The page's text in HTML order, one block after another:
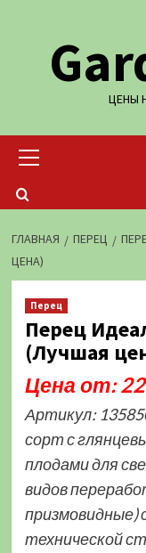
содержимому
ЦЕНЫ
меню
ГЛАВНАЯ ПЕРЕЦ
ЦЕНА)
Перец
Перец
(Лучшая
Цена от:
Артикул:
сорт с
плодами для
видов
призмовидные)
технической